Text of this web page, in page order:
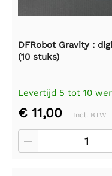
DFRobot Gravity :
(10 stuks)
Levertijd 5 tot 10
€ 11,00 Incl. BTW